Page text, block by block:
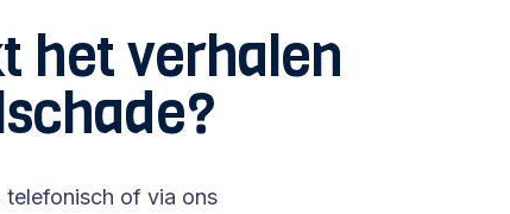
het verhalen
of via ons